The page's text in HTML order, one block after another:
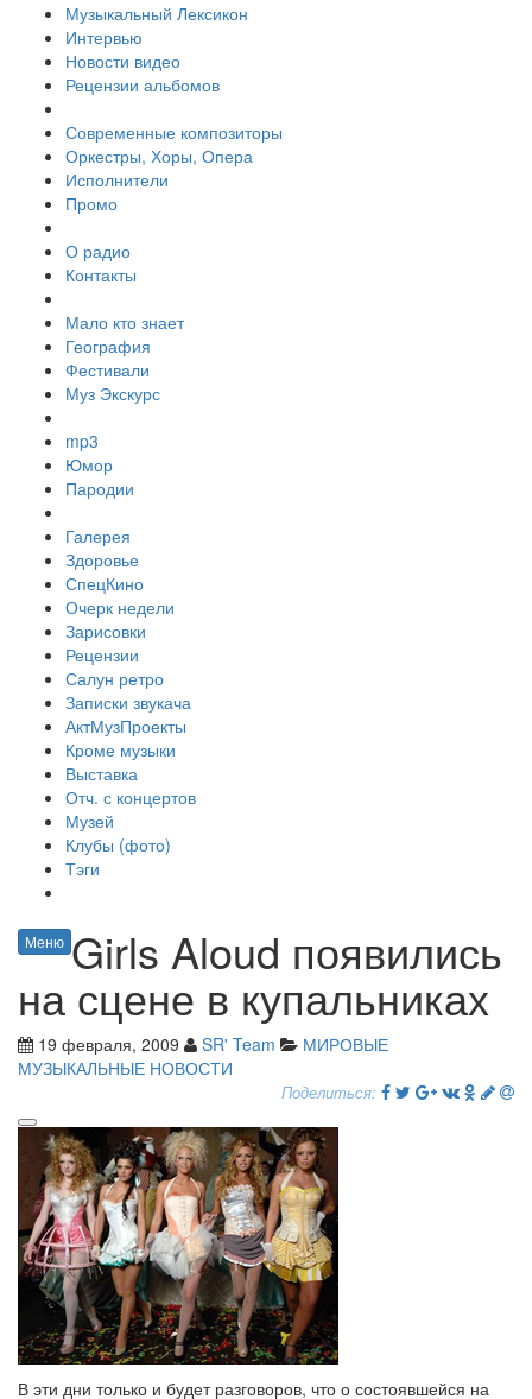
Музыкальный Лексикон
Интервью
Новости видео
Рецензии альбомов
Современные композиторы
Оркестры, Хоры, Опера
Исполнители
Промо
О радио
Контакты
Мало кто знает
География
Фестивали
Муз Экскурс
mp3
Юмор
Пародии
Галерея
Здоровье
СпецКино
Очерк недели
Зарисовки
Рецензии
Салун ретро
Записки звукача
АктМузПроекты
Кроме музыки
Выставка
Отч. с концертов
Музей
Клубы (фото)
Тэги
Меню Girls Aloud появились
на сцене в купальниках
19 февраля, 2009 SR' Team
МИРОВЫЕ
МУЗЫКАЛЬНЫЕ НОВОСТИ
Поделиться:
В эти дни только и будет разговоров, что о состоявшейся на